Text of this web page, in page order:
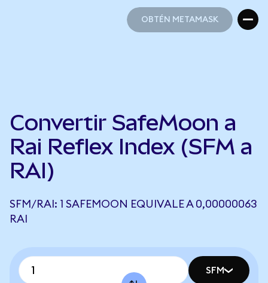
OBTÉN METAMASK
Convertir SafeMoon a
Rai Reflex Index (SFM a
RAI)
SFM/RAI: 1 SAFEMOON EQUIVALE A 0,00000063
RAI
SFM